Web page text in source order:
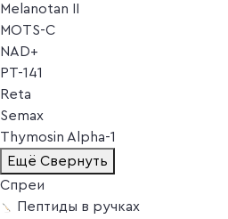
Melanotan II
MOTS-C
NAD+
PT-141
Reta
Semax
Thymosin Alpha-1
Ещё Свернуть
Спреи
Пептиды в ручках